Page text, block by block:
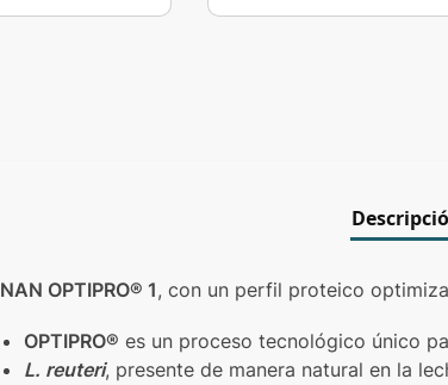
NAN OPTIPRO® 1, con un perfil proteico
OPTIPRO® es un proceso tecnológico único
L. reuteri, presente de manera natural en la